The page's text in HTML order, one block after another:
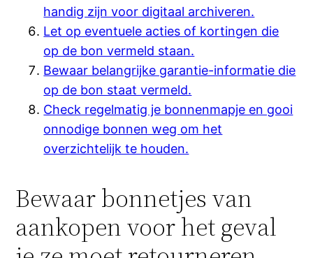
handig zijn voor digitaal archiveren.
Let op eventuele acties of kortingen die
op de bon vermeld staan.
Bewaar belangrijke garantie-informatie die
op de bon staat vermeld.
Check regelmatig je bonnenmapje en gooi
onnodige bonnen weg om het
overzichtelijk te houden.
Bewaar bonnetjes van
aankopen voor het geval